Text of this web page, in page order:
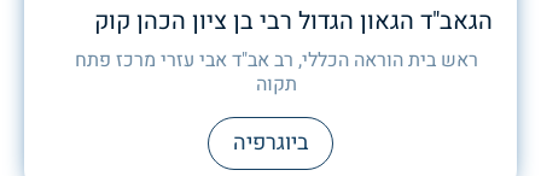
הגאב"ד הגאון הגדול רבי בן ציון הכהן קוק
ראש בית הוראה הכללי, רב אב"ד אבי עזרי מרכז פתח
תקוה
ביוגרפיה